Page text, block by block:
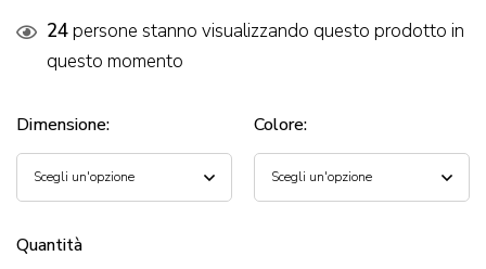
24persone stanno visualizzando questo prodotto in
questo momento
Dimensione: Colore:
Quantità